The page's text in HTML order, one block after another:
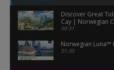
Discover Great
Cay | Norwegian
00:31
Norwegian Luna™
01:30